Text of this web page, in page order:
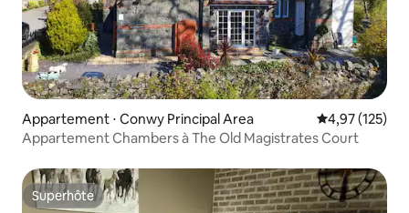
Appartement ⋅ Conwy Principal Area Évaluation
4,97 (125)
Appartement Chambers à The Old Magistrates Court
Superhôte
Superhôte